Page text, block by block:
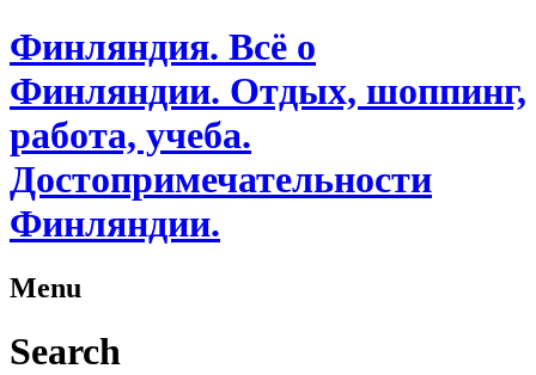
Финляндия. Всё о
Финляндии. Отдых, шоппинг,
работа, учеба.
Достопримечательности
Финляндии.
Menu
Search